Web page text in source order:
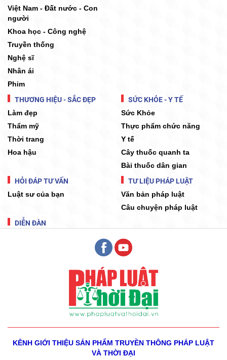
Việt Nam - Đất nước - Con
người
Khoa học - Công nghệ
Truyền thống
Nghệ sĩ
Nhân ái
Phim
THƯƠNG HIỆU - SẮC ĐẸP
Làm đẹp
Thẩm mỹ
Thời trang
Hoa hậu
SỨC KHỎE - Y TẾ
Sức Khỏe
Thực phẩm chức năng
Y tế
Cây thuốc quanh ta
Bài thuốc dân gian
HỎI ĐÁP TƯ VẤN
Luật sư của bạn
TƯ LIỆU PHÁP LUẬT
Văn bản pháp luật
Câu chuyện pháp luật
DIỄN ĐÀN
KÊNH GIỚI THIỆU SẢN PHẨM TRUYỀN THÔNG PHÁP LUẬT
VÀ THỜI ĐẠI